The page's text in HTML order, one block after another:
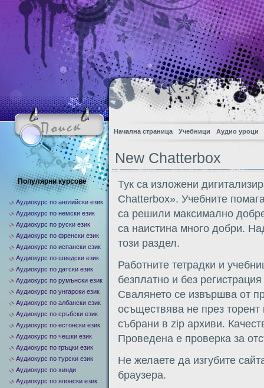
Начална страница Учебници Аудио уроци
New Chatterbox
Тук са изложени
Chatterbox». Учебните
са решили максимално
са наистина много добри.
този раздел.
Работните тетрадки и
безплатно и без
Свалянето се извършва от
осъществява не през
събрани в zip архиви.
Проведена е проверка за
Не желаете да изгубите
браузера.
Популярни курсове
Аудиокурс по английски език
Аудиокурс по немски език
Аудиокурс по руски език
Аудиокурс по френски език
Аудиокурс по испански език
Аудиокурс по шведски език
Аудиокурс по датски език
Аудиокурс по румънски език
Аудиокурс по унгарски език
Аудиокурс по албански език
Аудиокурс по сръбски език
Аудиокурс по естонски език
Аудиокурс по чешки език
Аудиокурс по гръцки език
Аудиокурс по турски език
Аудиокурс по хинди
Аудиокурс по японски език